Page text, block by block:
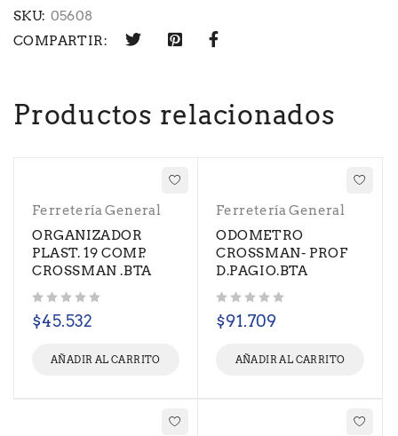
SKU: 05608
COMPARTIR:
Productos relacionados
Ferretería General
ORGANIZADOR
PLAST. 19 COMP.
CROSSMAN .BTA
$45.532
AÑADIR AL CARRITO
Ferretería General
ODOMETRO
CROSSMAN- PROF
D.PAGIO.BTA
$91.709
AÑADIR AL CARRITO